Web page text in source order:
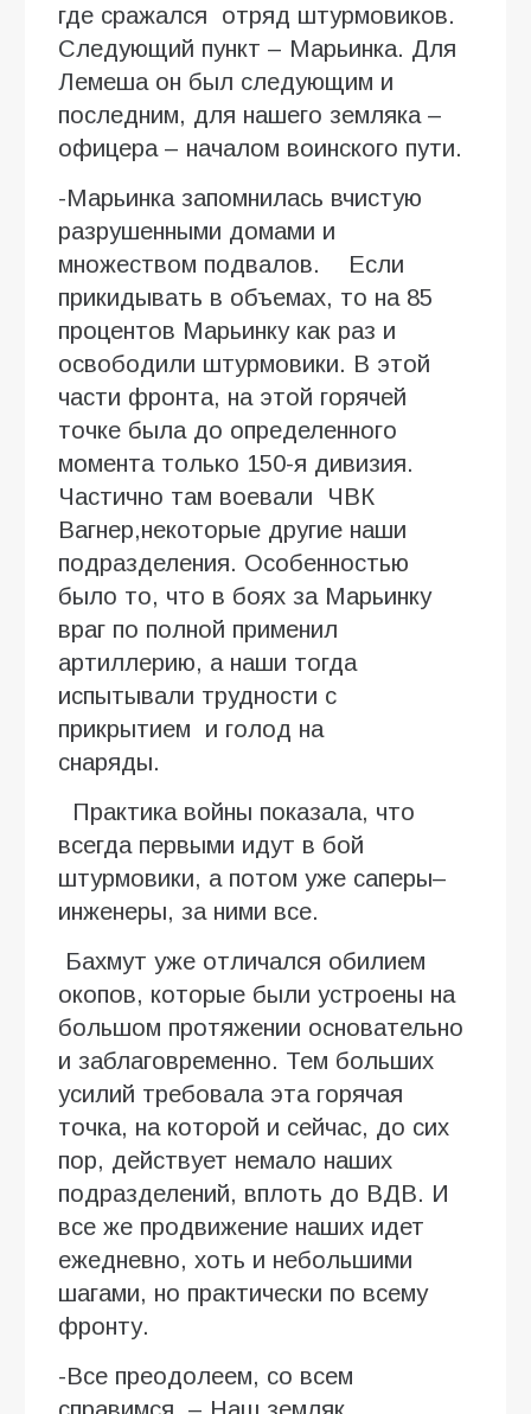
где сражался отряд штурмовиков.
Следующий пункт – Марьинка. Для
Лемеша он был следующим и
последним, для нашего земляка –
офицера – началом воинского пути.
-Марьинка запомнилась вчистую
разрушенными домами и
множеством подвалов. Если
прикидывать в объемах, то на 85
процентов Марьинку как раз и
освободили штурмовики. В этой
части фронта, на этой горячей
точке была до определенного
момента только 150-я дивизия.
Частично там воевали ЧВК
Вагнер,некоторые другие наши
подразделения. Особенностью
было то, что в боях за Марьинку
враг по полной применил
артиллерию, а наши тогда
испытывали трудности с
прикрытием и голод на
снаряды.
Практика войны показала, что
всегда первыми идут в бой
штурмовики, а потом уже саперы–
инженеры, за ними все.
Бахмут уже отличался обилием
окопов, которые были устроены на
большом протяжении основательно
и заблаговременно. Тем больших
усилий требовала эта горячая
точка, на которой и сейчас, до сих
пор, действует немало наших
подразделений, вплоть до ВДВ. И
все же продвижение наших идет
ежедневно, хоть и небольшими
шагами, но практически по всему
фронту.
-Все преодолеем, со всем